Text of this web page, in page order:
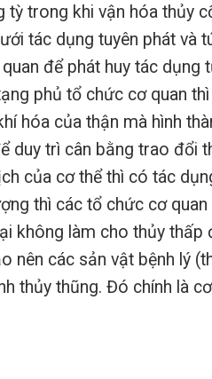
tỳ trong khi vận hóa thủy
tác dụng tuyên phát và
để phát huy tác dụng
phủ tổ chức cơ quan thì
hóa của thận mà hình
duy trì cân bằng trao đổi
của cơ thể thì có tác
thì các tổ chức cơ quan
không làm cho thủy thấp
nên các sản vật bệnh lý
thủy thũng. Đó chính là